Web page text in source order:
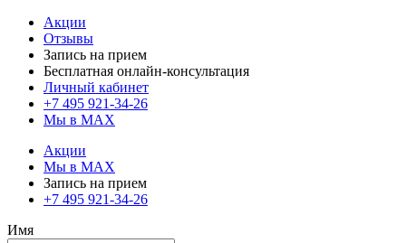
Акции
Отзывы
Запись на прием
Бесплатная онлайн-консультация
Личный кабинет
+7 495 921-34-26
Мы в MAX
Акции
Мы в MAX
Запись на прием
+7 495 921-34-26
Имя